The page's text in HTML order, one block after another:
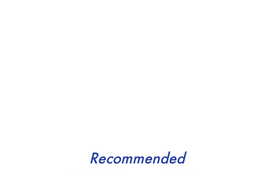
Recommended